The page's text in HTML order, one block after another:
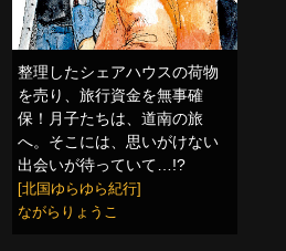
整理したシェアハウスの荷物
を売り、旅行資金を無事確
保！月子たちは、道南の旅
へ。そこには、思いがけない
出会いが待っていて…!?
[北国ゆらゆら紀行]
ながらりょうこ